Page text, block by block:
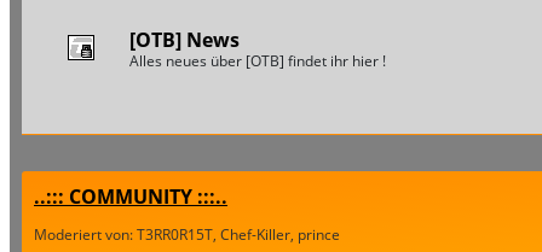
[OTB] News
Alles neues über [OTB] findet ihr hier !
..::: COMMUNITY :::..
Moderiert von: T3RR0R15T, Chef-Killer, prince